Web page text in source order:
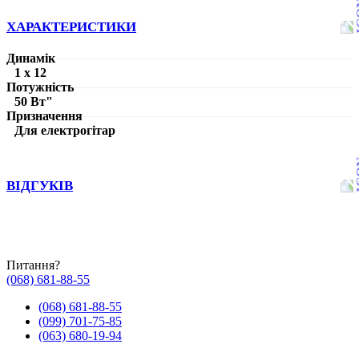
ХАРАКТЕРИСТИКИ
Динамік
1 х 12
Потужність
50 Вт"
Призначення
Для електрогітар
ВІДГУКІВ
Питання?
(068) 681-88-55
(068) 681-88-55
(099) 701-75-85
(063) 680-19-94